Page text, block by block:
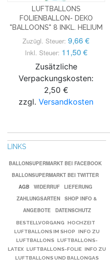
LUFTBALLONS
FOLIENBALLON- DEKO
"BALLOONS" 8 INKL. HELIUM
Zuzügl. Steuer: 9,66 €
Inkl. Steuer: 11,50 €
Zusätzliche
Verpackungskosten:
2,50 €
zzgl.Versandkosten
LINKS
BALLONSUPERMARKT BEI FACEBOOK
BALLONSUPERMARKT BEI TWITTER
AGB
WIDERRUF
LIEFERUNG
ZAHLUNGSARTEN
SHOP INFO &
ANGEBOTE
DATENSCHUTZ
BESTELLVORGANG
HOCHZEIT
LUFTBALLONS IM SHOP
INFO ZU
LUFTBALLONS LUFTBALLONS-
LATEX LUFTBALLONS-FOLIE INFO ZU
LUFTBALLONS UND BALLONGAS